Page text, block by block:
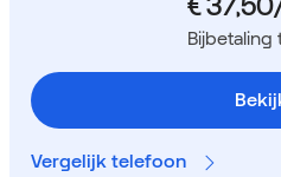
Bijbetaling
Vergelijk telefoon